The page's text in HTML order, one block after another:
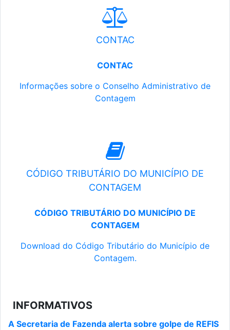
CONTAC
CONTAC
Informações sobre o Conselho Administrativo de
Contagem
CÓDIGO TRIBUTÁRIO DO MUNICÍPIO DE
CONTAGEM
CÓDIGO TRIBUTÁRIO DO MUNICÍPIO DE
CONTAGEM
Download do Código Tributário do Município de
Contagem.
INFORMATIVOS
A Secretaria de Fazenda alerta sobre golpe de REFIS